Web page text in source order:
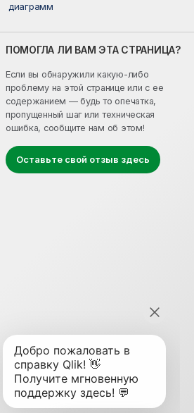
диаграмм
ПОМОГЛА ЛИ ВАМ ЭТА СТРАНИЦА?
Если вы обнаружили какую-либо
проблему на этой странице или с ее
содержанием — будь то опечатка,
пропущенный шаг или техническая
ошибка, сообщите нам об этом!
Оставьте свой отзыв здесь